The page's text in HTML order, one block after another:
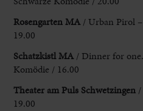
RosengartenMA / Urban Pirol
19.00
Schatzkistl MA / Dinner for
Komödie / 16.00
Theater am Puls Schwetzingen
19.00